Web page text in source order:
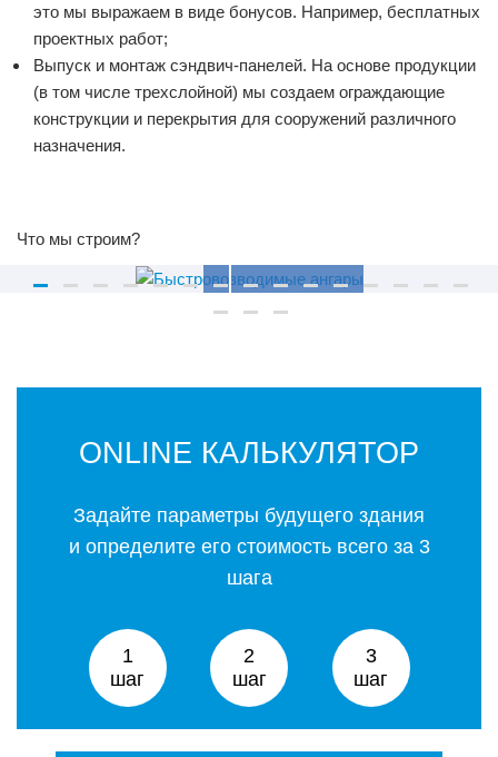
это мы выражаем в виде бонусов. Например, бесплатных
проектных работ;
Выпуск и монтаж сэндвич-панелей. На основе продукции
(в том числе трехслойной) мы создаем ограждающие
конструкции и перекрытия для сооружений различного
назначения.
Что мы строим?
БЫСТРОВОЗВОДИМЫЕ
ONLINE КАЛЬКУЛЯТОР
Задайте параметры будущего здания
и определите его стоимость всего за 3
шага
1
шаг
2
шаг
3
шаг